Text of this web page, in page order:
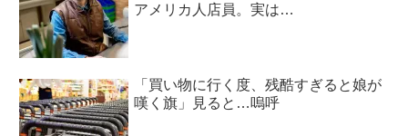
アメリカ人店員。実は…
「買い物に行く度、残酷すぎると娘が
嘆く旗」見ると…嗚呼